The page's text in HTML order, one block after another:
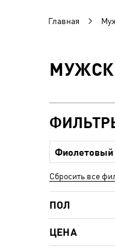
Главная
Фиолетовый
Сбросить все
ПОЛ
ЦЕНА